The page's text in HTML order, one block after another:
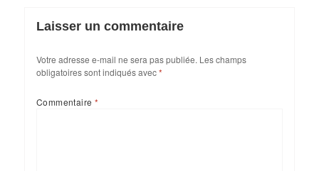
Laisser un commentaire
Votre adresse e-mail ne sera pas publiée. Les champs
obligatoires sont indiqués avec*
Commentaire*